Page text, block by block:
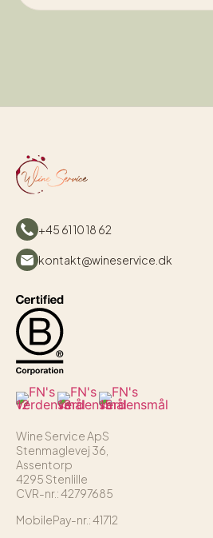
+45 61 10 18 62
kontakt@wineservice.dk
Wine Service ApS
Stenmaglevej 36,
Assentorp
4295 Stenlille
CVR-nr.: 42797685
MobilePay-nr.: 41712